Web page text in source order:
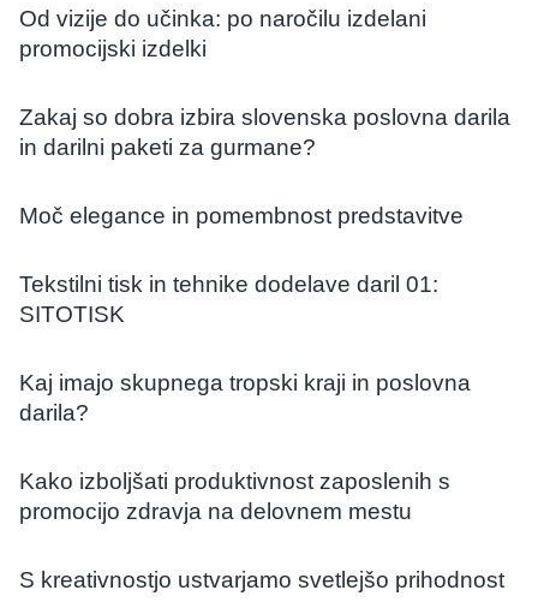
Od vizije do učinka: po naročilu izdelani
promocijski izdelki
Zakaj so dobra izbira slovenska poslovna darila
in darilni paketi za gurmane?
Moč elegance in pomembnost predstavitve
Tekstilni tisk in tehnike dodelave daril 01:
SITOTISK
Kaj imajo skupnega tropski kraji in poslovna
darila?
Kako izboljšati produktivnost zaposlenih s
promocijo zdravja na delovnem mestu
S kreativnostjo ustvarjamo svetlejšo prihodnost